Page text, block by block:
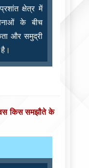
क्षेत्र में
के बीच
और समुद्री
किस समझौते के